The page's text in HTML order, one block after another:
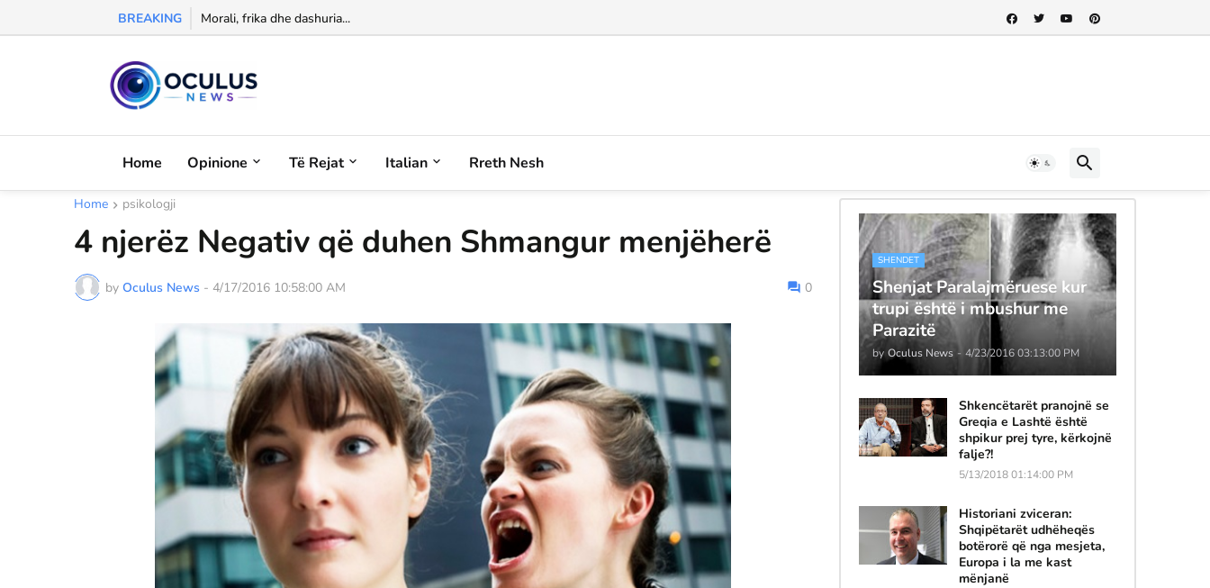
BREAKING Morali, frika dhe dashuria...
Izet Shulku sfidon verën: noton në liqenin plot akull e borë anash në Korab...
Home Opinione Të Rejat Italian Rreth Nesh
Home psikologji
4 njerëz Negativ që duhen Shmangur menjëherë
by Oculus News - 4/17/2016 10:58:00 AM 0
SHENDET
Shenjat Paralajmëruese kur
trupi është i mbushur me
Parazitë
by Oculus News - 4/23/2016 03:13:00 PM
Shkencëtarët pranojnë se
Greqia e Lashtë është
shpikur prej tyre, kërkojnë
falje?!
5/13/2018 01:14:00 PM
Historiani zviceran:
Shqipëtarët udhëheqës
botërorë që nga mesjeta,
Europa i la me kast
mënjanë